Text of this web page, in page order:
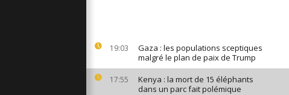
19:03
Gaza : les populations sceptiques
malgré le plan de paix de Trump
17:55
Kenya : la mort de 15 éléphants
dans un parc fait polémique